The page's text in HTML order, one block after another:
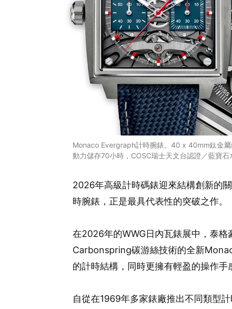
Monaco Evergraph計時腕錶。40 x 40mm鈦金
動力儲存70小時，COSC瑞士天文台認證／藍寶
2026年高級計時碼錶迎來結構創新的
時腕錶，正是最具代表性的突破之作。
在2026年的WWG日內瓦錶展中，泰
Carbonspring碳游絲技術的全新
的計時結構，同時更擁有輕盈的操作手
自從在1969年多家錶廠推出不同類型